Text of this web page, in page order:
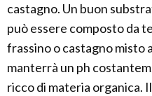
castagno. Un buon
può essere composto da
frassino o castagno misto
manterrà un ph
ricco di materia organica.